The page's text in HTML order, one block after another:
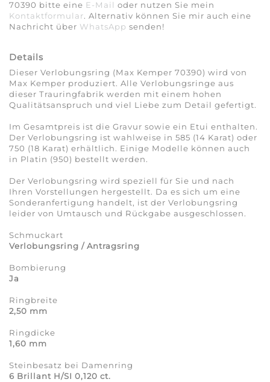
70390 bitte eine E-Mail oder nutzen Sie mein
Kontaktformular. Alternativ können Sie mir auch eine
Nachricht über WhatsApp senden!
Details
Dieser Verlobungsring (Max Kemper 70390) wird von
Max Kemper produziert. Alle Verlobungsringe aus
dieser Trauringfabrik werden mit einem hohen
Qualitätsanspruch und viel Liebe zum Detail gefertigt.
Im Gesamtpreis ist die Gravur sowie ein Etui enthalten.
Der Verlobungsring ist wahlweise in 585 (14 Karat) oder
750 (18 Karat) erhältlich. Einige Modelle können auch
in Platin (950) bestellt werden.
Der Verlobungsring wird speziell für Sie und nach
Ihren Vorstellungen hergestellt. Da es sich um eine
Sonderanfertigung handelt, ist der Verlobungsring
leider von Umtausch und Rückgabe ausgeschlossen.
Schmuckart
Verlobungsring / Antragsring
Bombierung
Ja
Ringbreite
2,50 mm
Ringdicke
1,60 mm
Steinbesatz bei Damenring
6 Brillant H/SI 0,120 ct.